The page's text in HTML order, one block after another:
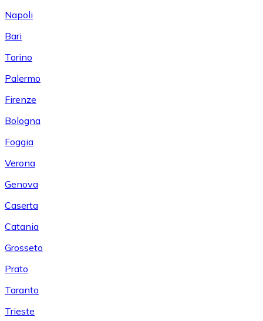
Napoli
Bari
Torino
Palermo
Firenze
Bologna
Foggia
Verona
Genova
Caserta
Catania
Grosseto
Prato
Taranto
Trieste